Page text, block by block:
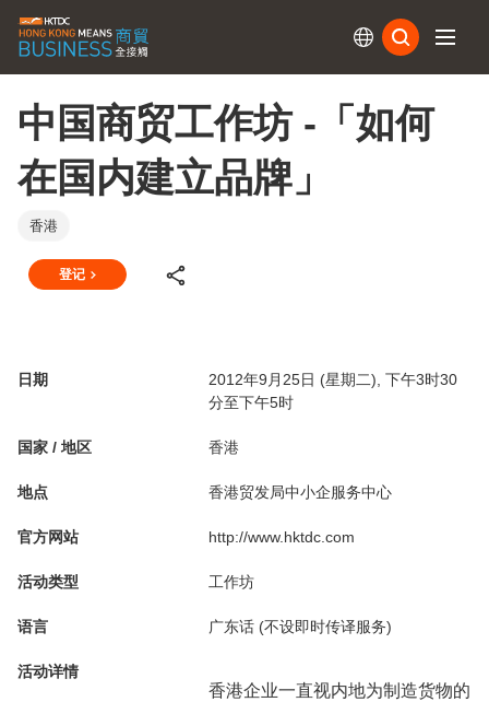
中国商贸工作坊 -「如何
在国内建立品牌」
香港
登记
日期
2012年9月25日 (星期二), 下午3时30
分至下午5时
国家 / 地区 香港
地点 香港贸发局中小企服务中心
官方网站 http://www.hktdc.com
活动类型 工作坊
语言 广东话 (不设即时传译服务)
活动详情
香港企业一直视内地为制造货物的